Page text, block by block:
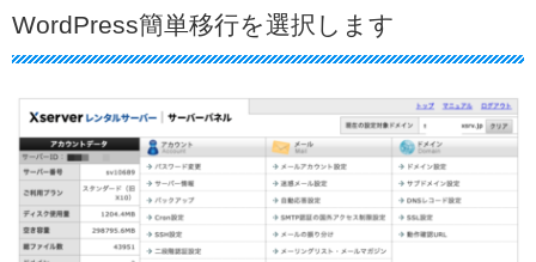
WordPress簡単移行を選択します